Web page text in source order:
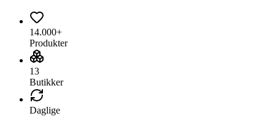
14.000+
Produkter
13
Butikker
Daglige